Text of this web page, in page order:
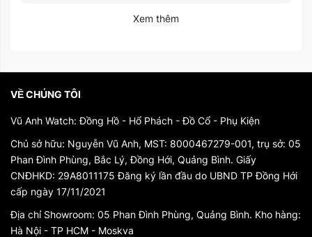
Xem thêm
VỀ CHÚNG TÔI
Vũ Anh Watch: Đồng Hồ - Hổ Phách - Đồ Cổ - Phụ Kiện
Chủ sở hữu: Nguyễn Vũ Anh, MST: 8000467279-001, trụ sở: 05
Phan Đình Phùng, Bắc Lý, Đồng Hới, Quảng Bình. Giấy
CNĐHKD: 29A8011175 Đăng ký lần đầu do UBND TP Đồng Hới
cấp ngày 17/11/2021
Địa chỉ Showroom: 05 Phan Đình Phùng, Quảng Bình. Kho hàng:
Hà Nội - TP HCM - Moskva